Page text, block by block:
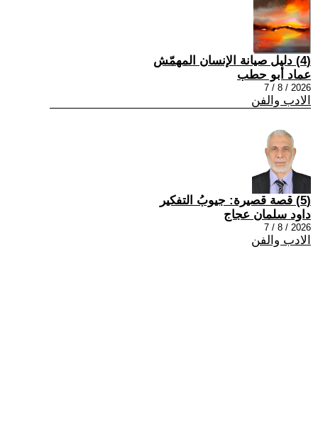
(4) دليل صيانة الإنسان المهمّش
عماد أبو حطب
2026 / 8 / 7
الادب والفن
(5) قصة قصيرة: جيوبُ التفكير
داود سلمان عجاج
2026 / 8 / 7
الادب والفن